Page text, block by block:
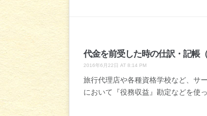
代金を前受した時の仕訳・記帳
2016年6月22日 AT 8:14 PM
旅行代理店や各種資格学校など、サ
において『役務収益』勘定などを使